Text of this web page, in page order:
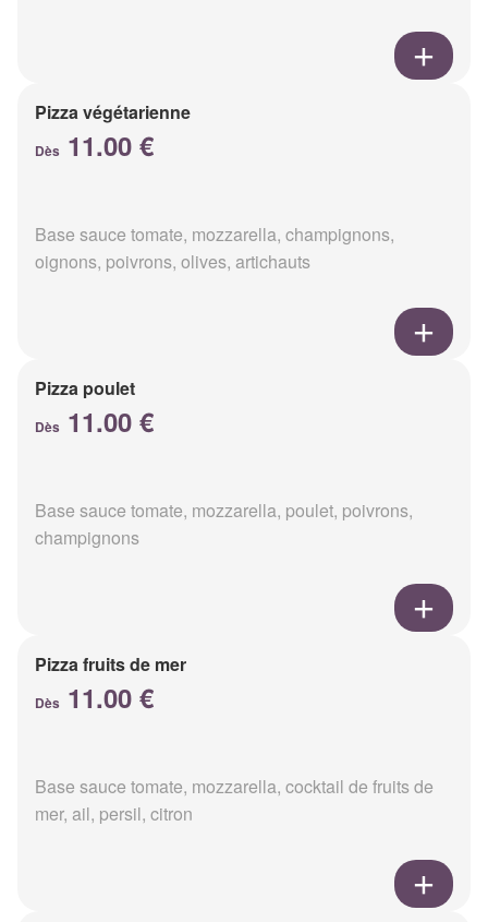
Pizza végétarienne
Dès 11.00 €
Base sauce tomate, mozzarella, champignons,
oignons, poivrons, olives, artichauts
Pizza poulet
Dès 11.00 €
Base sauce tomate, mozzarella, poulet, poivrons,
champignons
Pizza fruits de mer
Dès 11.00 €
Base sauce tomate, mozzarella, cocktail de fruits de
mer, ail, persil, citron